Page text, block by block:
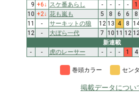
9 +6↓ スケ番あらし - - - - 1
10 +2↓ 花も嵐も 5 8 6 6 8
11
- サーキットの狼 12 13 4 8
12
- 大ぼら一代 7 10 11 12
新連載
-
- 虎のレーサー - - - 1 4
巻頭カラー セン
掲載データについ